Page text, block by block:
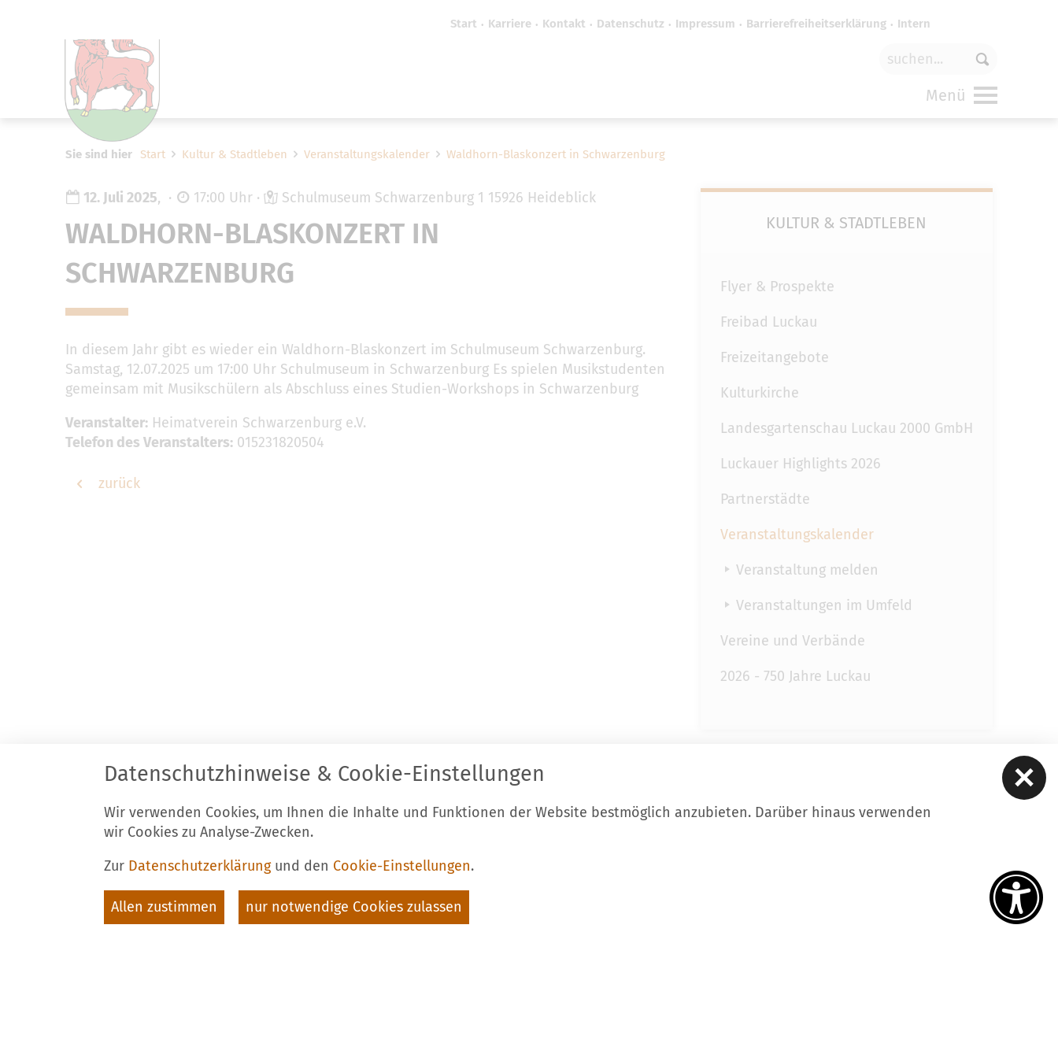
Start Karriere Kontakt Datenschutz Impressum Barrierefreiheitserklärung Intern
Menü
Sie sind hier Start Kultur & Stadtleben Veranstaltungskalender Waldhorn-Blaskonzert in Schwarzenburg
12. Juli 2025, 17:00 Uhr Schulmuseum Schwarzenburg 1 15926 Heideblick
WALDHORN-BLASKONZERT IN
SCHWARZENBURG
In diesem Jahr gibt es wieder ein Waldhorn-Blaskonzert im Schulmuseum Schwarzenburg.
Samstag, 12.07.2025 um 17:00 Uhr Schulmuseum in Schwarzenburg Es spielen Musikstudenten
gemeinsam mit Musikschülern als Abschluss eines Studien-Workshops in Schwarzenburg
Veranstalter: Heimatverein Schwarzenburg e.V.
Telefon des Veranstalters: 015231820504
zurück
KULTUR & STADTLEBEN
Flyer & Prospekte
Freibad Luckau
Freizeitangebote
Kulturkirche
Landesgartenschau Luckau 2000 GmbH
Luckauer Highlights 2026
Partnerstädte
Veranstaltungskalender
Veranstaltung melden
Veranstaltungen im Umfeld
Vereine und Verbände
2026 - 750 Jahre Luckau
Am Markt 34
15926 Luckau
Tel.: 03544 - 594 0
Barrierefreiheitserklärung
Intern
Datenschutzhinweise & Cookie-Einstellungen
Wir verwenden Cookies, um Ihnen die Inhalte und Funktionen der Website bestmöglich anzubieten. Darüber hinaus verwenden
wir Cookies zu Analyse-Zwecken.
Zur Datenschutzerklärungund den Cookie-Einstellungen.
Allen zustimmen nur notwendige Cookies zulassen
in den